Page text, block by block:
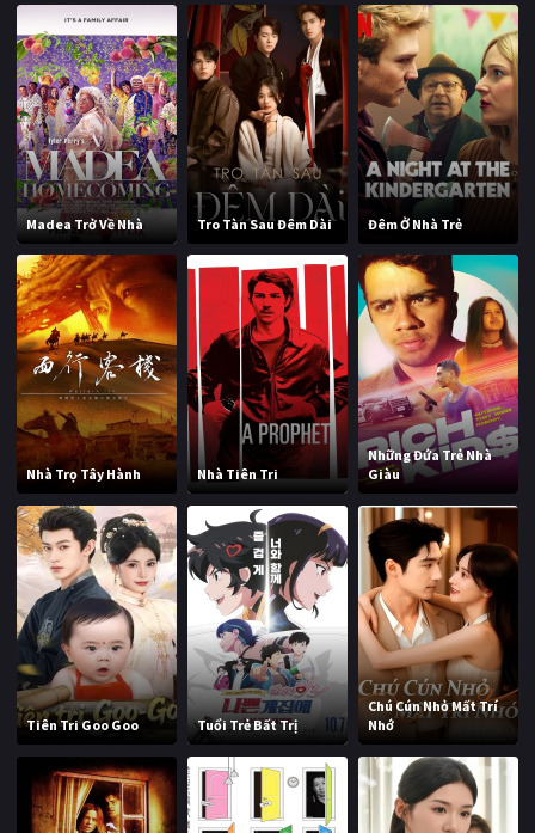
Madea Trở Về Nhà Tro Tàn Sau Đêm Dài Đêm Ở Nhà Trẻ
Nhà Trọ Tây Hành Nhà Tiên Tri
Những Đứa Trẻ Nhà
Giàu
Tiên Tri Goo Goo Tuổi Trẻ Bất Trị
Chú Cún Nhỏ Mất Trí
Nhớ